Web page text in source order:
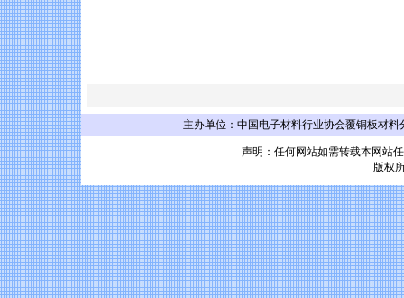
主办单位：中国电子材料行业协会覆铜板材
声明：任何网站如需转载本网站
版权